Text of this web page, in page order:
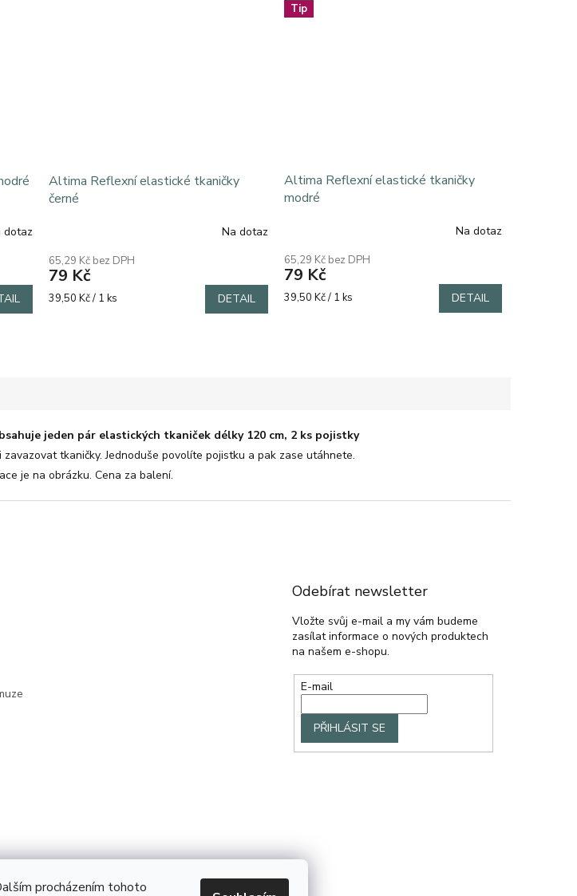
procházením tohoto
dotaz
Altima Reflexní elastické tkaničky
černé
Na dotaz
65,29 Kč bez DPH
79 Kč
Měrná
39,50 Kč / 1 ks DETAIL
Tip
Altima Reflexní elastické tkaničky
modré
produktu
je
5,0
Na dotaz
65,29 Kč bez DPH
79 Kč
Měrná
39,50 Kč / 1 ks DETAIL
jeden pár elastických tkaniček délky 120 cm, 2 ks pojistky
tkaničky. Jednoduše povolíte pojistku a pak zase utáhnete.
je na obrázku. Cena za balení.
Odebírat newsletter
Vložte svůj e-mail a my vám budeme
zasílat informace o nových produktech
na našem e-shopu.
E-mail
PŘIHLÁSIT SE